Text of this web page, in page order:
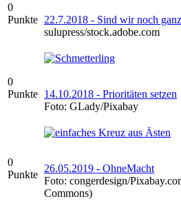
0
Punkte 22.7.2018 - Sind wir noch
sulupress/stock.adobe.com
0
Punkte 14.10.2018 - Prioritäten setzen
Foto: GLady/Pixabay
0
Punkte
26.05.2019 - OhneMacht
Foto: congerdesign/
Commons)